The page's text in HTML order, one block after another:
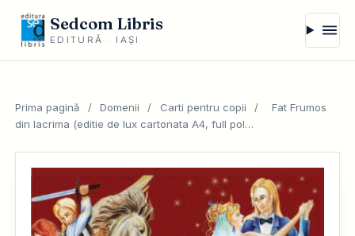
Sedcom Libris
EDITURĂ · IAȘI
Prima pagină / Domenii / Carti pentru copii /
Fat Frumos
din lacrima (editie de lux cartonata A4, full pol…